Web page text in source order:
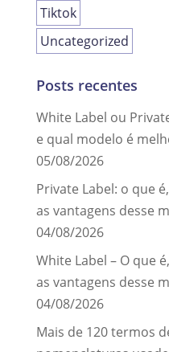
Tiktok
Uncategorized
Posts recentes
White Label ou
e qual modelo é
05/08/2026
Private Label: o que
as vantagens desse
04/08/2026
White Label – O que
as vantagens desse
04/08/2026
Mais de 120 termos